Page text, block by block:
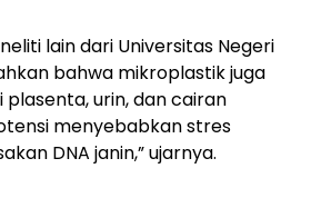
lain dari Universitas Negeri
bahwa mikroplastik juga
urin, dan cairan
menyebabkan stres
DNA janin,” ujarnya.